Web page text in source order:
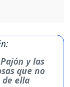
y las
que no
de ella